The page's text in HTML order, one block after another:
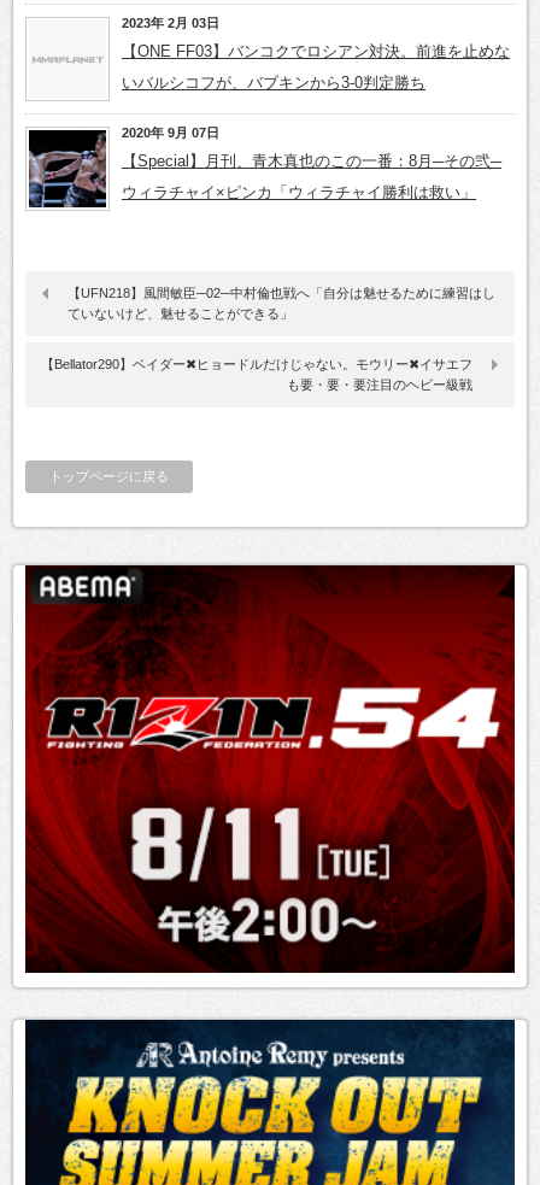
2023年 2月 03日
【ONE FF03】バンコクでロシアン対決。前進を止めな
いバルシコフが、バブキンから3-0判定勝ち
2020年 9月 07日
【Special】月刊、青木真也のこの一番：8月─その弐─
ウィラチャイ×ピンカ「ウィラチャイ勝利は救い」
【UFN218】風間敏臣─02─中村倫也戦へ「自分は魅せるために練習はし
ていないけど、魅せることができる」
【Bellator290】ベイダー✖ヒョードルだけじゃない。モウリー✖イサエフ
も要・要・要注目のヘビー級戦
トップページに戻る